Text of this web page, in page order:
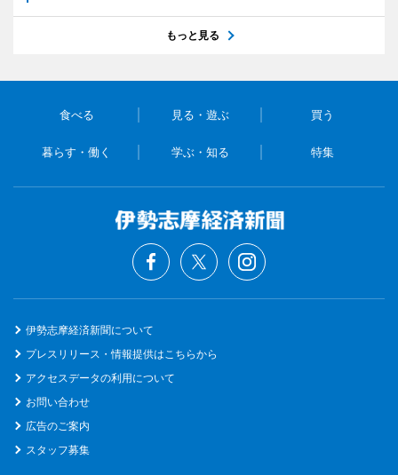
もっと見る
食べる 見る・遊ぶ 買う
暮らす・働く 学ぶ・知る 特集
伊勢志摩経済新聞について
プレスリリース・情報提供はこちらから
アクセスデータの利用について
お問い合わせ
広告のご案内
スタッフ募集